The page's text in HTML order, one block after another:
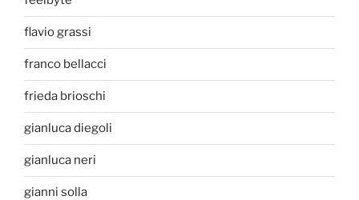
flavio grassi
franco bellacci
frieda brioschi
gianluca diegoli
gianluca neri
gianni solla